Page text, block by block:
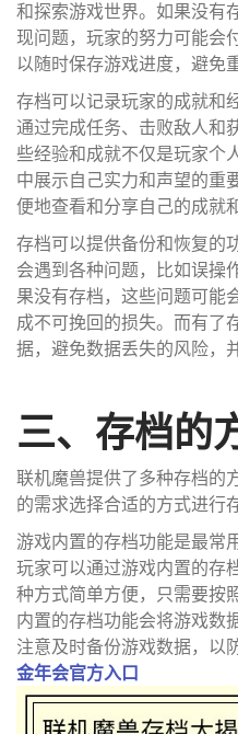
和探索游戏世界。如果没有
现问题，玩家的努力可能会
以随时保存游戏进度，避免
存档可以记录玩家的成就和
通过完成任务、击败敌人和
些经验和成就不仅是玩家个
中展示自己实力和声望的重
便地查看和分享自己的成就
存档可以提供备份和恢复的
会遇到各种问题，比如误操
果没有存档，这些问题可能
成不可挽回的损失。而有了
据，避免数据丢失的风险，
三、存档的
联机魔兽提供了多种存档的
的需求选择合适的方式进行
游戏内置的存档功能是最常
玩家可以通过游戏内置的存
种方式简单方便，只需要按
内置的存档功能会将游戏数
注意及时备份游戏数据，以
金年会官方入口